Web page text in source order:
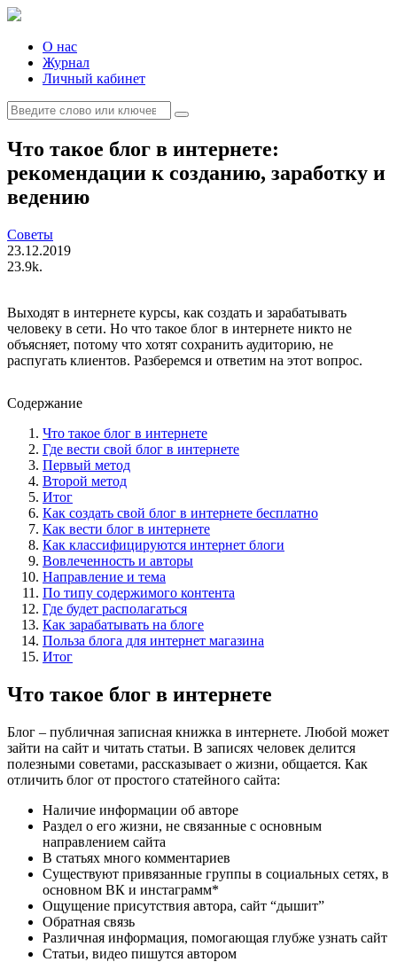
Skip
contentО нас
Журнал
Личный кабинет
Search
for:
Что такое блог в интернете:
рекомендации к созданию, заработку и
ведению
Советы
23.12.2019
23.9k.
Выходят в интернете курсы, как создать и зарабатывать
человеку в сети. Но что такое блог в интернете никто не
объясняет, потому что хотят сохранить аудиторию, не
распугать клиентов. Разберемся и ответим на этот вопрос.
Содержание
Что такое блог в интернете
Где вести свой блог в интернете
Первый метод
Второй метод
Итог
Как создать свой блог в интернете бесплатно
Как вести блог в интернете
Как классифицируются интернет блоги
Вовлеченность и авторы
Направление и тема
По типу содержимого контента
Где будет располагаться
Как зарабатывать на блоге
Польза блога для интернет магазина
Итог
Что такое блог в интернете
Блог – публичная записная книжка в интернете. Любой может
зайти на сайт и читать статьи. В записях человек делится
полезными советами, рассказывает о жизни, общается. Как
отличить блог от простого статейного сайта:
Наличие информации об авторе
Раздел о его жизни, не связанные с основным
направлением сайта
В статьях много комментариев
Существуют привязанные группы в социальных сетях, в
основном ВК и инстаграмм*
Ощущение присутствия автора, сайт “дышит”
Обратная связь
Различная информация, помогающая глубже узнать сайт
Статьи, видео пишутся автором